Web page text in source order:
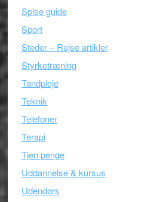
Spise guide
Sport
Steder – Rejse artikler
Styrketræning
Tandpleje
Teknik
Telefoner
Terapi
Tjen penge
Uddannelse & kursus
Udendørs